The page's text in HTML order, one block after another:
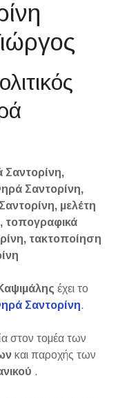
Σαντορίνη,
μελέτη
τοπογραφικά
τακτοποίηση
έχει το
Σαντορίνη.
στον τομέα των
και παροχής των
.